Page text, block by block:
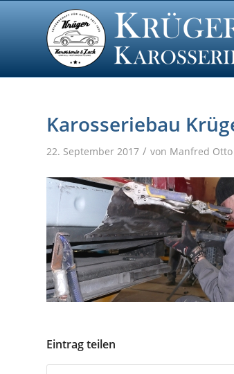
Karosseriebau
22. September 2017 / von Manfred Otto
Eintrag teilen